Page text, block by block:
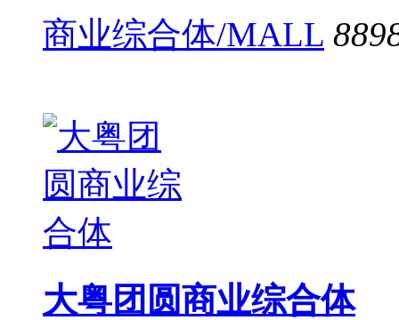
商业综合体/MALL
大粤团圆商业综合体